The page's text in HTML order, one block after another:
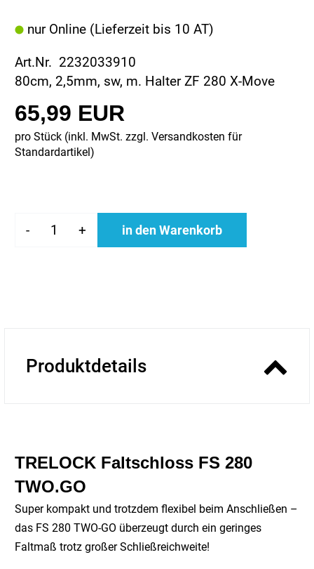
nur Online (Lieferzeit bis 10 AT)
Art.Nr. 2232033910
80cm, 2,5mm, sw, m. Halter ZF 280 X-Move
65,99 EUR
pro Stück (inkl. MwSt. zzgl. Versandkosten für
Standardartikel)
- + in den Warenkorb
Produktdetails
TRELOCK Faltschloss FS 280
TWO.GO
Super kompakt und trotzdem flexibel beim Anschließen –
das FS 280 TWO-GO überzeugt durch ein geringes
Faltmaß trotz großer Schließreichweite!